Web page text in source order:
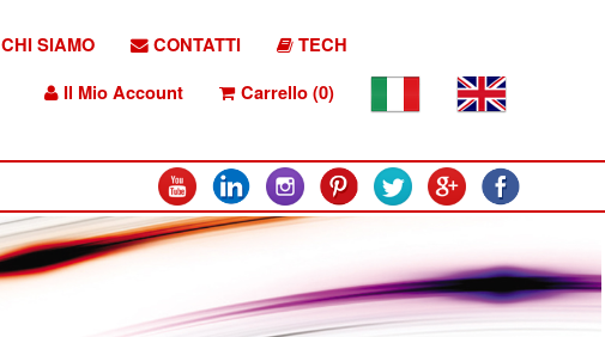
CHI SIAMO CONTATTI
TECH
Il Mio Account
Carrello (0)